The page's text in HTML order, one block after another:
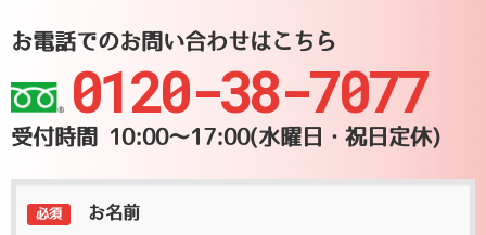
お電話でのお問い合わせはこちら
0120-38-7077
受付時間 10:00〜17:00(水曜日・祝日定休)
必須 お名前